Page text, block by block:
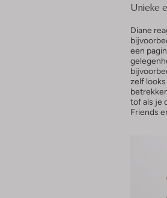
Unieke
Diane
een
zelf
tof als je
Friends